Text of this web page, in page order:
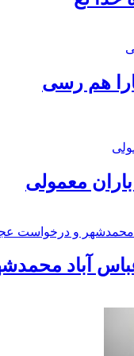
هم رسی
معمولی
عباس آباد